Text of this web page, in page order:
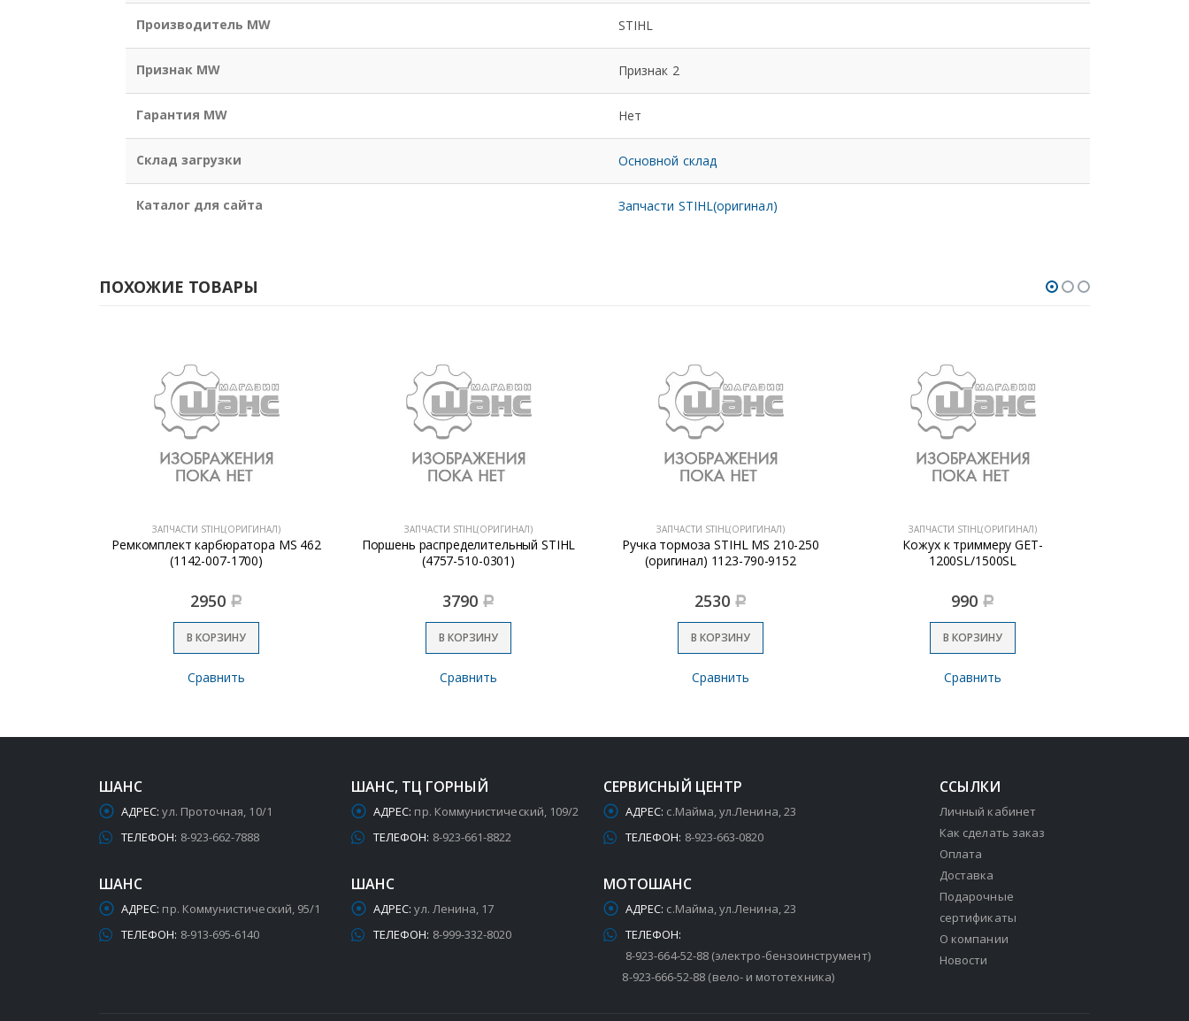
Производитель MW STIHL
Признак MW Признак 2
Гарантия MW Нет
Склад загрузки Основной склад
Каталог для сайта Запчасти STIHL(оригинал)
ПОХОЖИЕ ТОВАРЫ
ЗАПЧАСТИ STIHL(ОРИГИНАЛ)
Ремкомплект карбюратора MS 462
(1142-007-1700)
2950 Р
В КОРЗИНУ
Сравнить
ЗАПЧАСТИ STIHL(ОРИГИНАЛ)
Поршень распределительный STIHL
(4757-510-0301)
3790 Р
В КОРЗИНУ
Сравнить
ЗАПЧАСТИ STIHL(ОРИГИНАЛ)
Ручка тормоза STIHL MS 210-250
(оригинал) 1123-790-9152
2530 Р
В КОРЗИНУ
Сравнить
ЗАПЧАСТИ STIHL(ОРИГИНАЛ)
Кожух к триммеру GET-
1200SL/1500SL
990 Р
В КОРЗИНУ
Сравнить
ШАНС
АДРЕС: ул. Проточная, 10/1
ТЕЛЕФОН: 8-923-662-7888
ШАНС
АДРЕС: пр. Коммунистический, 95/1
ТЕЛЕФОН: 8-913-695-6140
ШАНС, ТЦ ГОРНЫЙ
АДРЕС: пр. Коммунистический, 109/2
ТЕЛЕФОН: 8-923-661-8822
ШАНС
АДРЕС: ул. Ленина, 17
ТЕЛЕФОН: 8-999-332-8020
СЕРВИСНЫЙ ЦЕНТР
АДРЕС: с.Майма, ул.Ленина, 23
ТЕЛЕФОН: 8-923-663-0820
МОТОШАНС
АДРЕС: с.Майма, ул.Ленина, 23
ТЕЛЕФОН:
8-923-664-52-88 (электро-бензоинструмент)
8-923-666-52-88 (вело- и мототехника)
ССЫЛКИ
Личный кабинет
Как сделать заказ
Оплата
Доставка
Подарочные
сертификаты
О компании
Новости